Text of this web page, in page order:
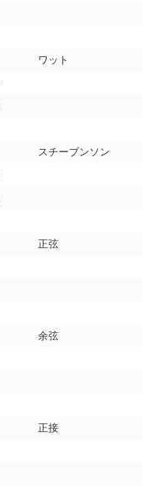
ワット
スチーブンソン
正弦
余弦
正接